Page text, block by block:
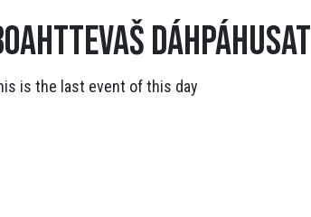
dáhpáhusat
is the last event of this day